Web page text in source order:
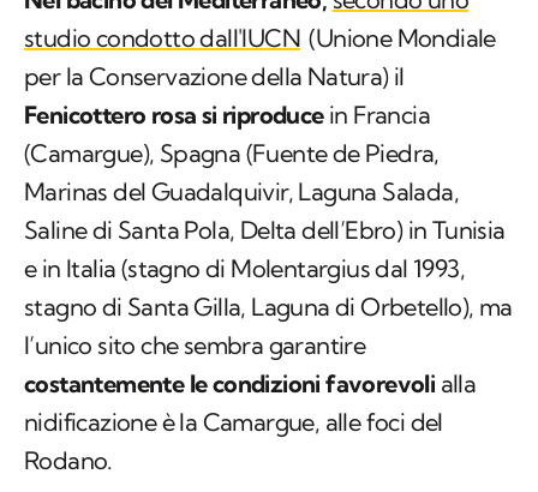
Fenicottero rosa si riproducein Francia
(Camargue), Spagna (Fuente de Piedra,
Marinas del Guadalquivir, Laguna Salada,
Saline di Santa Pola, Delta dell’Ebro) in Tunisia
e in Italia (stagno di Molentargius dal 1993,
stagno di Santa Gilla, Laguna di Orbetello), ma
l’unico sito che sembra garantire
costantemente le condizioni favorevoli alla
nidificazione è laCamargue , alle foci del
Rodano.
Interazione con l'uomo e